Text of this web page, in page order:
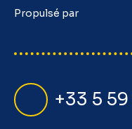
Propulsé par
+33 5